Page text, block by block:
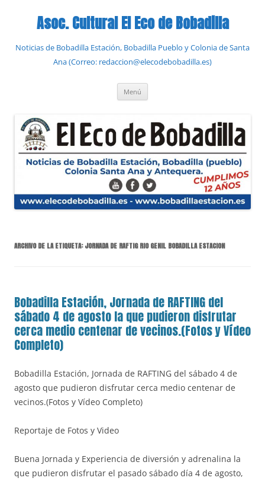
contenidoAsoc. Cultural El Eco de Bobadilla
Noticias de Bobadilla Estación, Bobadilla Pueblo y Colonia de Santa
Ana (Correo: redaccion@elecodebobadilla.es)
Menú
ARCHIVO DE LA ETIQUETA:JORNADA DE RAFTIG RIO GENIL BOBADILLA ESTACION
Bobadilla Estación, Jornada de RAFTING del
sábado 4 de agosto la que pudieron disfrutar
cerca medio centenar de vecinos.(Fotos y Vídeo
Completo)
Bobadilla Estación, Jornada de RAFTING del sábado 4 de
agosto que pudieron disfrutar cerca medio centenar de
vecinos.(Fotos y Vídeo Completo)
Reportaje de Fotos y Video
Buena Jornada y Experiencia de diversión y adrenalina la
que pudieron disfrutar el pasado sábado día 4 de agosto,